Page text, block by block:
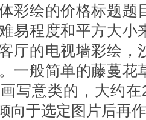
彩绘的价格标题题
易程度和平方大小
厅的电视墙彩绘，
一般简单的藤蔓花
写意类的，大约
向于选定图片后再